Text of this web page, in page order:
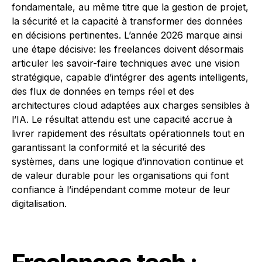
fondamentale, au même titre que la gestion de projet,
la sécurité et la capacité à transformer des données
en décisions pertinentes. L’année 2026 marque ainsi
une étape décisive: les freelances doivent désormais
articuler les savoir-faire techniques avec une vision
stratégique, capable d’intégrer des agents intelligents,
des flux de données en temps réel et des
architectures cloud adaptées aux charges sensibles à
l’IA. Le résultat attendu est une capacité accrue à
livrer rapidement des résultats opérationnels tout en
garantissant la conformité et la sécurité des
systèmes, dans une logique d’innovation continue et
de valeur durable pour les organisations qui font
confiance à l’indépendant comme moteur de leur
digitalisation.